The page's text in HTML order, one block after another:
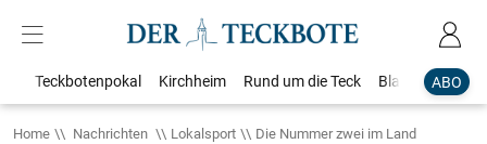
ABO
Teckbotenpokal Kirchheim Rund um die Teck Blaulicht
Home Nachrichten Lokalsport Die Nummer zwei im Land